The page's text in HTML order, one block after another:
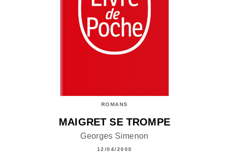
ROMANS
MAIGRET SE TROMPE
Georges Simenon
12/04/2000